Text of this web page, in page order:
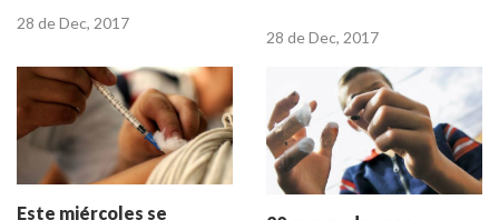
28 de Dec, 2017
28 de Dec, 2017
Este miércoles se